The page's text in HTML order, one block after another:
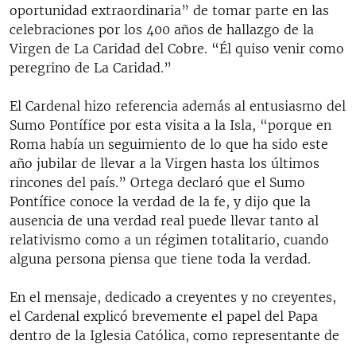
oportunidad extraordinaria” de tomar parte en las
celebraciones por los 400 años de hallazgo de la
Virgen de La Caridad del Cobre. “Él quiso venir como
peregrino de La Caridad.”
El Cardenal hizo referencia además al entusiasmo del
Sumo Pontífice por esta visita a la Isla, “porque en
Roma había un seguimiento de lo que ha sido este
año jubilar de llevar a la Virgen hasta los últimos
rincones del país.” Ortega declaró que el Sumo
Pontífice conoce la verdad de la fe, y dijo que la
ausencia de una verdad real puede llevar tanto al
relativismo como a un régimen totalitario, cuando
alguna persona piensa que tiene toda la verdad.
En el mensaje, dedicado a creyentes y no creyentes,
el Cardenal explicó brevemente el papel del Papa
dentro de la Iglesia Católica, como representante de